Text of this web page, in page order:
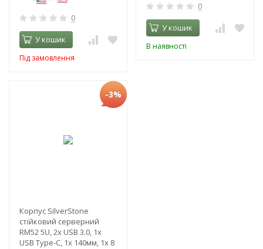
0
У кошик
Під замовлення
0
У кошик
В наявності
-3%
Корпус SilverStone
стійковий серверний
RM52 5U, 2x USB 3.0, 1x
USB Type-C, 1x 140мм, 1x 8